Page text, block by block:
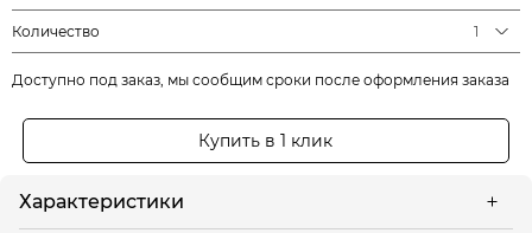
Количество 1
Доступно под заказ, мы сообщим сроки после оформления заказа
Купить в 1 клик
Характеристики